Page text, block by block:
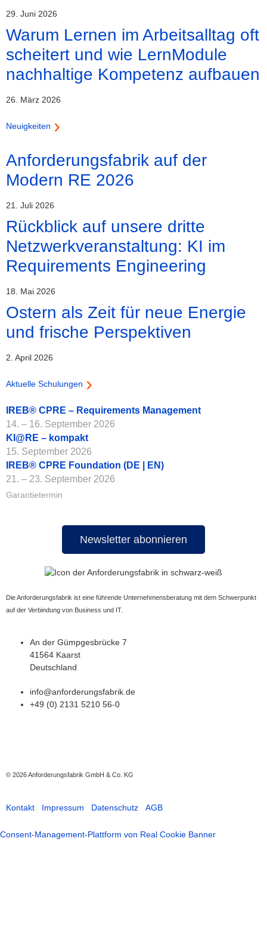
29. Juni 2026
Warum Lernen im Arbeitsalltag oft
scheitert und wie LernModule
nachhaltige Kompetenz aufbauen
26. März 2026
Neuigkeiten
Anforderungsfabrik auf der
Modern RE 2026
21. Juli 2026
Rückblick auf unsere dritte
Netzwerkveranstaltung: KI im
Requirements Engineering
18. Mai 2026
Ostern als Zeit für neue Energie
und frische Perspektiven
2. April 2026
Aktuelle Schulungen
IREB® CPRE – Requirements Management
14. – 16. September 2026
KI@RE – kompakt
15. September 2026
IREB® CPRE Foundation (DE | EN)
21. – 23. September 2026
Garantietermin
Newsletter abonnieren
Die Anforderungsfabrik ist eine führende Unternehmensberatung mit dem Schwerpunkt
auf der Verbindung von Business und IT.
An der Gümpgesbrücke 7
41564 Kaarst
Deutschland
info@anforderungsfabrik.de
+49 (0) 2131 5210 56-0
© 2026Anforderungsfabrik GmbH & Co. KG
Kontakt Impressum Datenschutz AGB
Consent-Management-Plattform von Real Cookie Banner